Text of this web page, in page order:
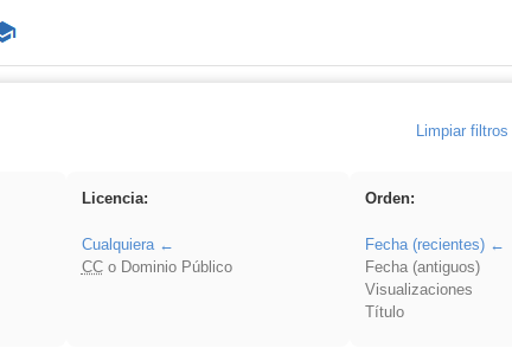
Limpiar filtros
Licencia:
Cualquiera
CCo Dominio Público
Orden:
Fecha (recientes)
Fecha (antiguos)
Visualizaciones
Título